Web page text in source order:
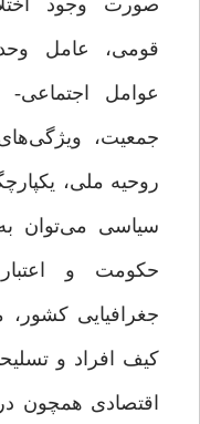
صورت وجود
قومی، عامل
عوامل
جمعیت،
روحیه ملی،
سیاسی می‌توان
حکومت و
جغرافیایی
کیف افراد و
اقتصادی همچون